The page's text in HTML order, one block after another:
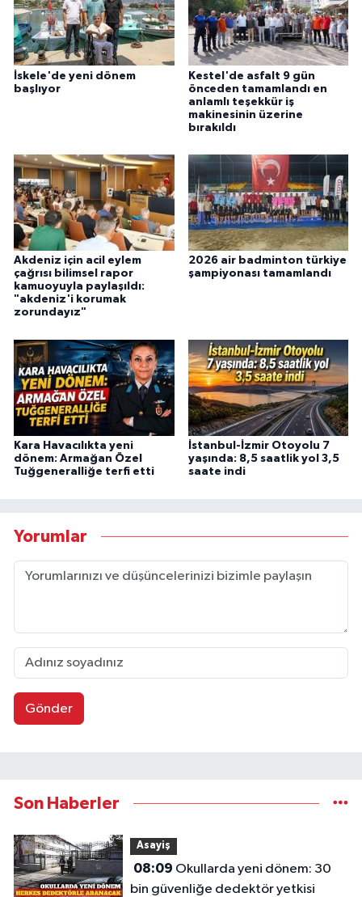
İskele'de yeni dönem
başlıyor
Kestel'de asfalt 9 gün
önceden tamamlandı en
anlamlı teşekkür iş
makinesinin üzerine
bırakıldı
Akdeniz için acil eylem
çağrısı bilimsel rapor
kamuoyuyla paylaşıldı:
"akdeniz'i korumak
zorundayız"
2026 air badminton türkiye
şampiyonası tamamlandı
Kara Havacılıkta yeni
dönem: Armağan Özel
Tuğgeneralliğe terfi etti
İstanbul-İzmir Otoyolu 7
yaşında: 8,5 saatlik yol 3,5
saate indi
Yorumlar
Gönder
Son Haberler
Asayiş
08:09
bin güvenliğe dedektör yetkisi